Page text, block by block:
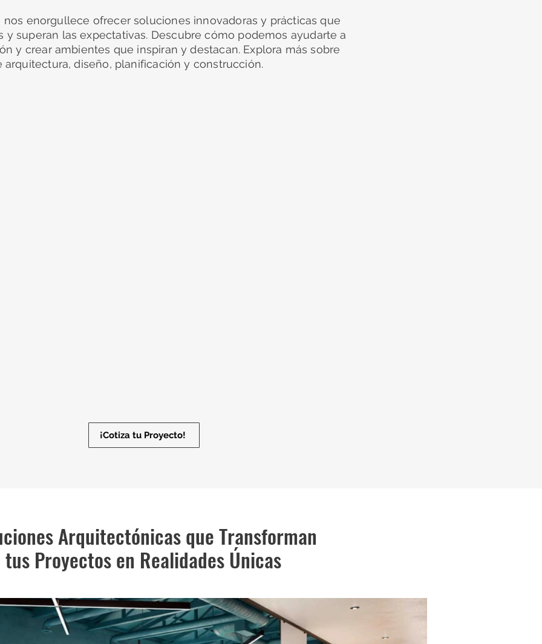
nos enorgullece ofrecer soluciones innovadoras y prácticas que
y superan las expectativas. Descubre cómo podemos ayudarte a
y crear ambientes que inspiran y destacan. Explora más sobre
arquitectura, diseño, planificación y construcción.
¡Cotiza tu Proyecto!
Arquitectónicas que Transforman
tus Proyectos en Realidades Únicas